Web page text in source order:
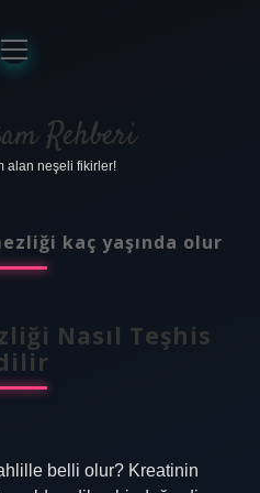
Politikası
Uyarı
menüyü
aç
Rehberi
alan neşeli fikirler!
kaç yaşında olur
Nasıl Teşhis
belli olur? Kreatinin